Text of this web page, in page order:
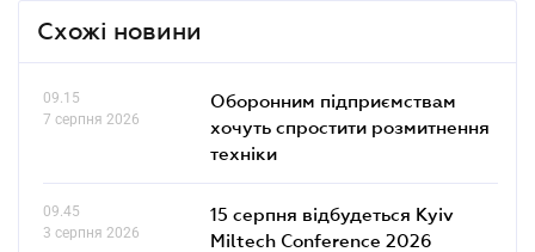
Схожі новини
09.15
7 серпня 2026
Оборонним підприємствам
хочуть спростити розмитнення
техніки
09.45
3 серпня 2026
15 серпня відбудеться Kyiv
Miltech Conference 2026